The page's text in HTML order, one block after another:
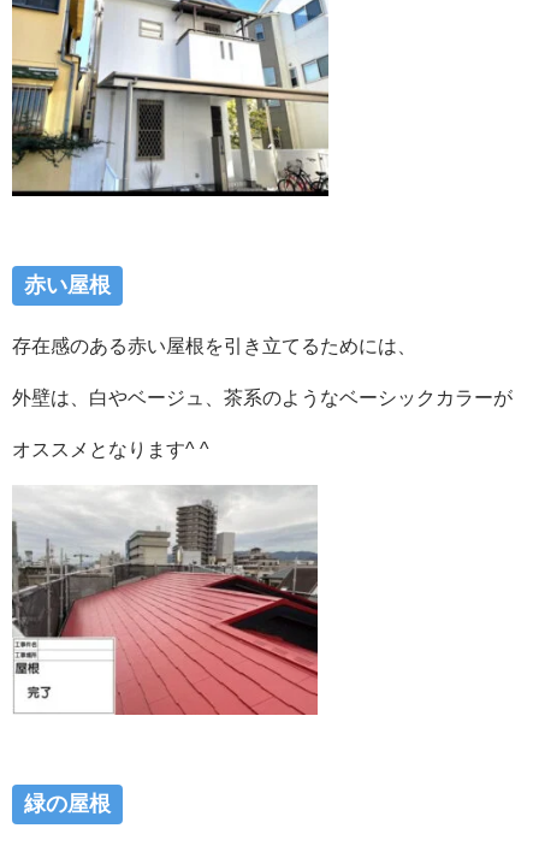
赤い屋根
存在感のある赤い屋根を引き立てるためには、
外壁は、白やベージュ、茶系のようなベーシックカラーが
オススメとなります^ ^
緑の屋根